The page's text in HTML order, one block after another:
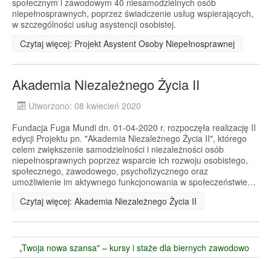
społecznym i zawodowym 40 niesamodzielnych osób
niepełnosprawnych, poprzez świadczenie usług wspierających,
w szczególności usług asystencji osobistej.
Czytaj więcej: Projekt Asystent Osoby Niepełnosprawnej
Akademia Niezależnego Życia II
Utworzono: 08 kwiecień 2020
Fundacja Fuga Mundi dn. 01-04-2020 r. rozpoczęła realizację II
edycji Projektu pn. "Akademia Niezależnego Życia II", którego
celem zwiększenie samodzielności i niezależności osób
niepełnosprawnych poprzez wsparcie ich rozwoju osobistego,
społecznego, zawodowego, psychofizycznego oraz
umożliwienie im aktywnego funkcjonowania w społeczeństwie…
Czytaj więcej: Akademia Niezależnego Życia II
„Twoja nowa szansa" – kursy i staże dla biernych zawodowo